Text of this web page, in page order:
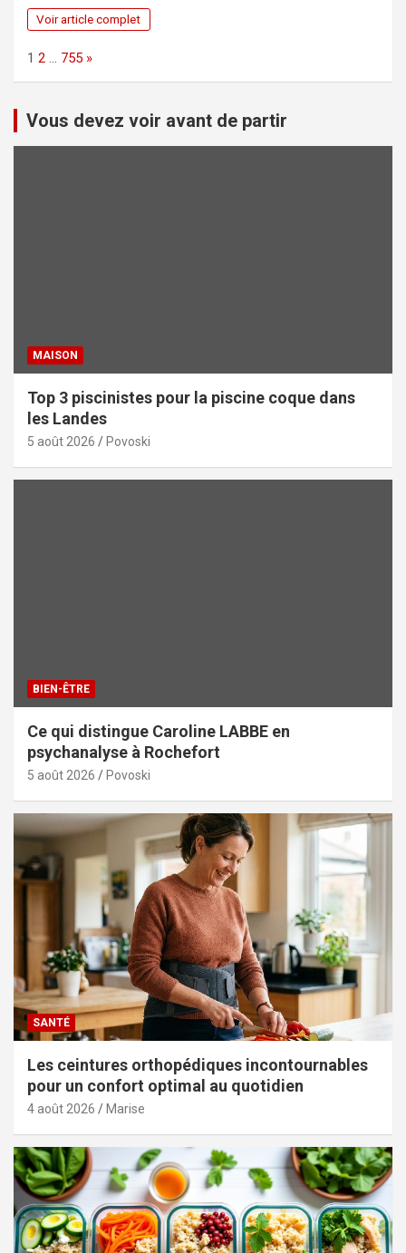
Voir article complet
Page:
1 2 … 755 Next
»
Vous devez voir avant de partir
MAISON
Top 3 piscinistes pour la piscine coque dans
les Landes
5 août 2026 Povoski
BIEN-ÊTRE
Ce qui distingue Caroline LABBE en
psychanalyse à Rochefort
5 août 2026 Povoski
SANTÉ
Les ceintures orthopédiques incontournables
pour un confort optimal au quotidien
4 août 2026 Marise